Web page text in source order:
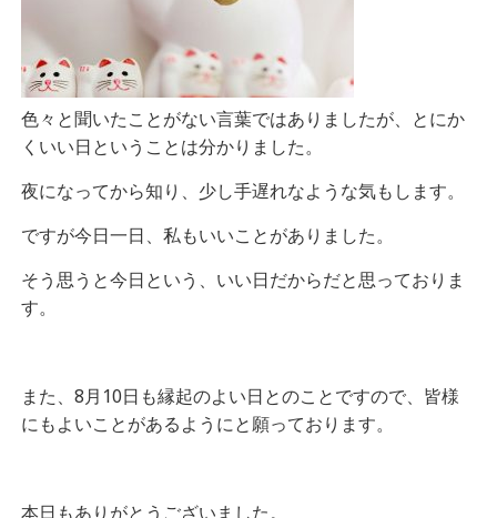
色々と聞いたことがない言葉ではありましたが、とにか
くいい日ということは分かりました。
夜になってから知り、少し手遅れなような気もします。
ですが今日一日、私もいいことがありました。
そう思うと今日という、いい日だからだと思っておりま
す。
また、8月10日も縁起のよい日とのことですので、皆様
にもよいことがあるようにと願っております。
本日もありがとうございました。